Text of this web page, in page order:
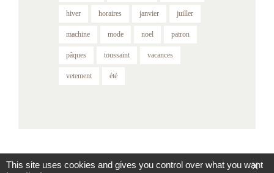
hiver horaires janvier juiller
machine mode noel patron
pâques toussaint vacances
vetement été
X
This site uses cookies and gives you control over what you want